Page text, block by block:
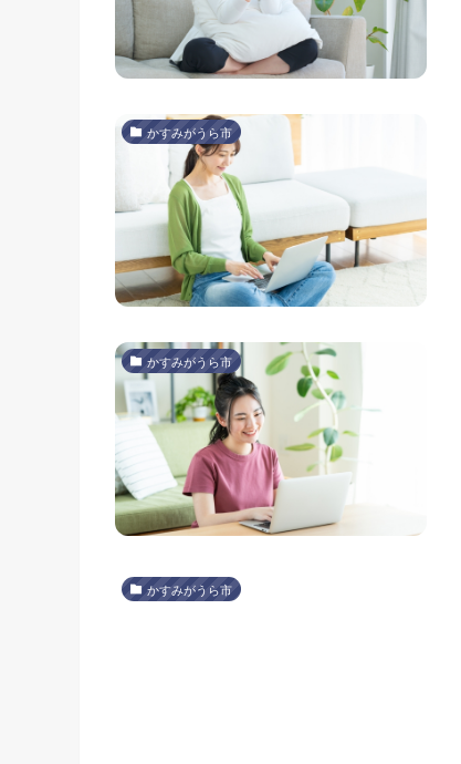
かすみがうら市
かすみがうら市
かすみがうら市